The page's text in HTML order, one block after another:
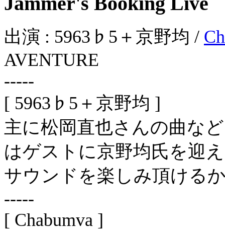
出演 : 5963♭5＋京野均 /
AVENTURE
-----
[ 5963♭5＋京野均 ]
主に松岡直也さんの曲な
はゲストに京野均氏を迎
サウンドを楽しみ頂ける
-----
[ Chabumva ]